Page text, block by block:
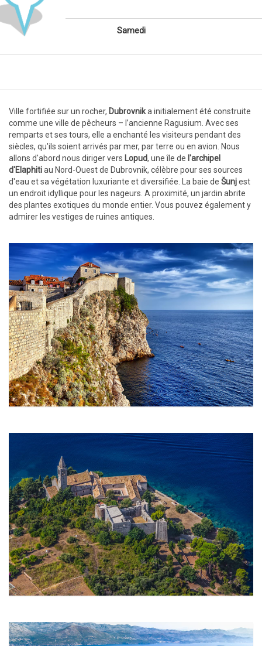
Samedi
Ville fortifiée sur un rocher, Dubrovnika initialement été construite
comme une ville de pêcheurs – l’ancienne Ragusium. Avec ses
remparts et ses tours, elle a enchanté les visiteurs pendant des
siècles, qu'ils soient arrivés par mer, par terre ou en avion. Nous
allons d'abord nous diriger vers Lopud, une île de l'archipel
d'Elaphitiau Nord-Ouest de Dubrovnik, célèbre pour ses sources
d'eau et sa végétation luxuriante et diversifiée. La baie de Šunjest
un endroit idyllique pour les nageurs. A proximité, un jardin abrite
des plantes exotiques du monde entier. Vous pouvez également y
admirer les vestiges de ruines antiques.